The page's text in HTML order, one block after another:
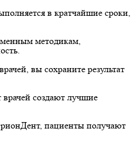
в кратчайшие сроки,
методикам,
вы сохраните результат
создают лучшие
пациенты получают